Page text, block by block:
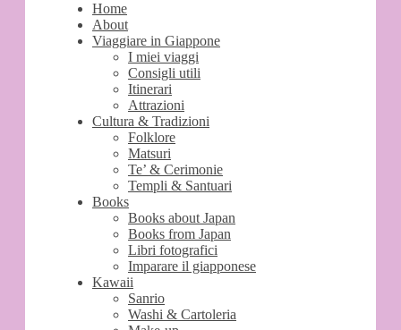
Home
About
Viaggiare in Giappone
I miei viaggi
Consigli utili
Itinerari
Attrazioni
Cultura & Tradizioni
Folklore
Matsuri
Te’ & Cerimonie
Templi & Santuari
Books
Books about Japan
Books from Japan
Libri fotografici
Imparare il giapponese
Kawaii
Sanrio
Washi & Cartoleria